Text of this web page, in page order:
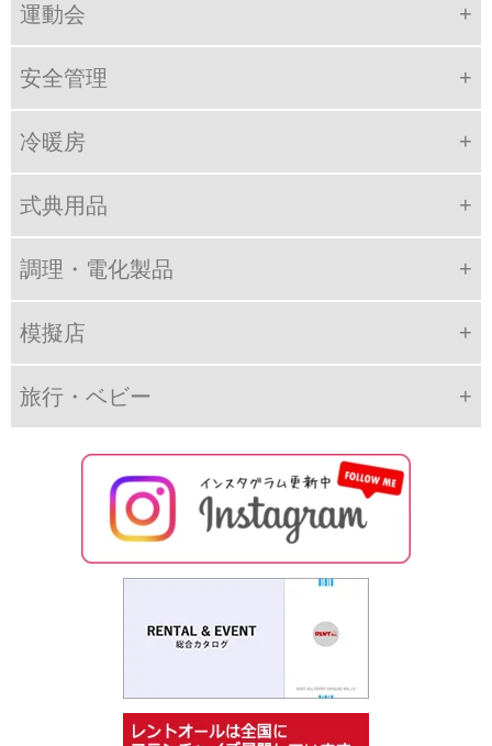
運動会
安全管理
冷暖房
式典用品
調理・電化製品
模擬店
旅行・ベビー